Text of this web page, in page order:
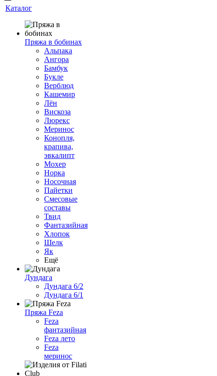
Каталог
Пряжа в бобинах
Альпака
Ангора
Бамбук
Букле
Верблюд
Кашемир
Лён
Вискоза
Люрекс
Меринос
Конопля,
крапива,
эвкалипт
Мохер
Норка
Носочная
Пайетки
Смесовые
составы
Твид
Фантазийная
Хлопок
Шелк
Як
Ещё
Дундага
Дундага 6/2
Дундага 6/1
Пряжа Feza
Feza
фантазийная
Feza лето
Feza
меринос